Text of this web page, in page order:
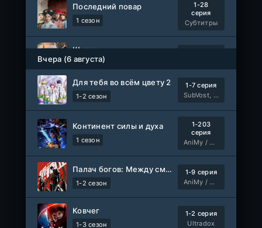
Последний повар
1 сезон
1-28
серия
Субтитры
Шугар
1-2 сезон
Свидания с Элис Перес
1-9 серия
AniMaunt
Йоне, иногда
Фильм
WEB-Rip
@MUZOBOZ@
Лекция
Фильм
WEB-Rip
@MUZOBOZ@
Владыка тысячи миров
1-411
серия
Вчера (6 августа)
Для тебя во всём цвету 2
1-2 сезон
1-7 серия
SubVost, Манипулятор
Континент силы и духа
1 сезон
1-203
серия
AniMy / RuChiMe
Палач богов: Между смертным и божественным царством 2
1-2 сезон
1-9 серия
AniMy / RuChiMe
Ковчег
1-3 сезон
1-2 серия
Ultradox